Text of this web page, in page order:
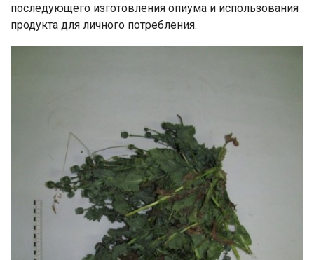
последующего изготовления опиума и использования
продукта для личного потребления.